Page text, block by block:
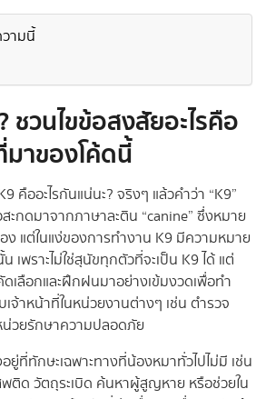
ามนี้
ชวนไขข้อสงสัยอะไรคือ
มาของโค้ดนี้
คืออะไรกันแน่นะ? จริงๆ แล้วคำว่า “K9”
สะกดมาจากภาษาละติน “canine” ซึ่งหมาย
ง แต่ในแง่ของการทำงาน K9 มีความหมาย
เพราะไม่ใช่สุนัขทุกตัวที่จะเป็น K9 ได้ แต่
เลือกและฝึกฝนมาอย่างเข้มงวดเพื่อทำ
จ้าหน้าที่ในหน่วยงานต่างๆ เช่น ตำรวจ
วยรักษาความปลอดภัย
ยู่ที่ทักษะเฉพาะทางที่น้องหมาทั่วไปไม่มี เช่น
ติด วัตถุระเบิด ค้นหาผู้สูญหาย หรือช่วยใน